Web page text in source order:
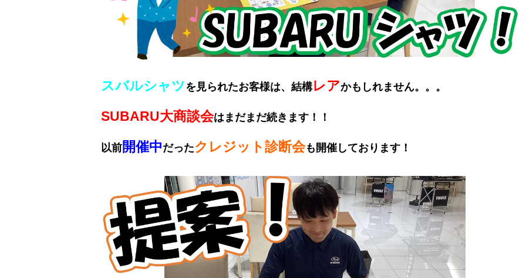
スバルシャツを見られたお客様は、結構レアかもしれません。。。
SUBARU大商談会はまだまだ続きます！！
以前 開催中だったクレジット診断会も 開催しております！